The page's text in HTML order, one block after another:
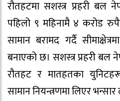
रौतहटमा सशस्त्र प्रहरी बल
पहिलो ९ महिनामै ४ करोड
सामान बरामद गर्दै
बनाएको छ। सशस्त्र प्रहरी
रौतहट र मातहतका
सामान नियन्त्रणमा लिएर